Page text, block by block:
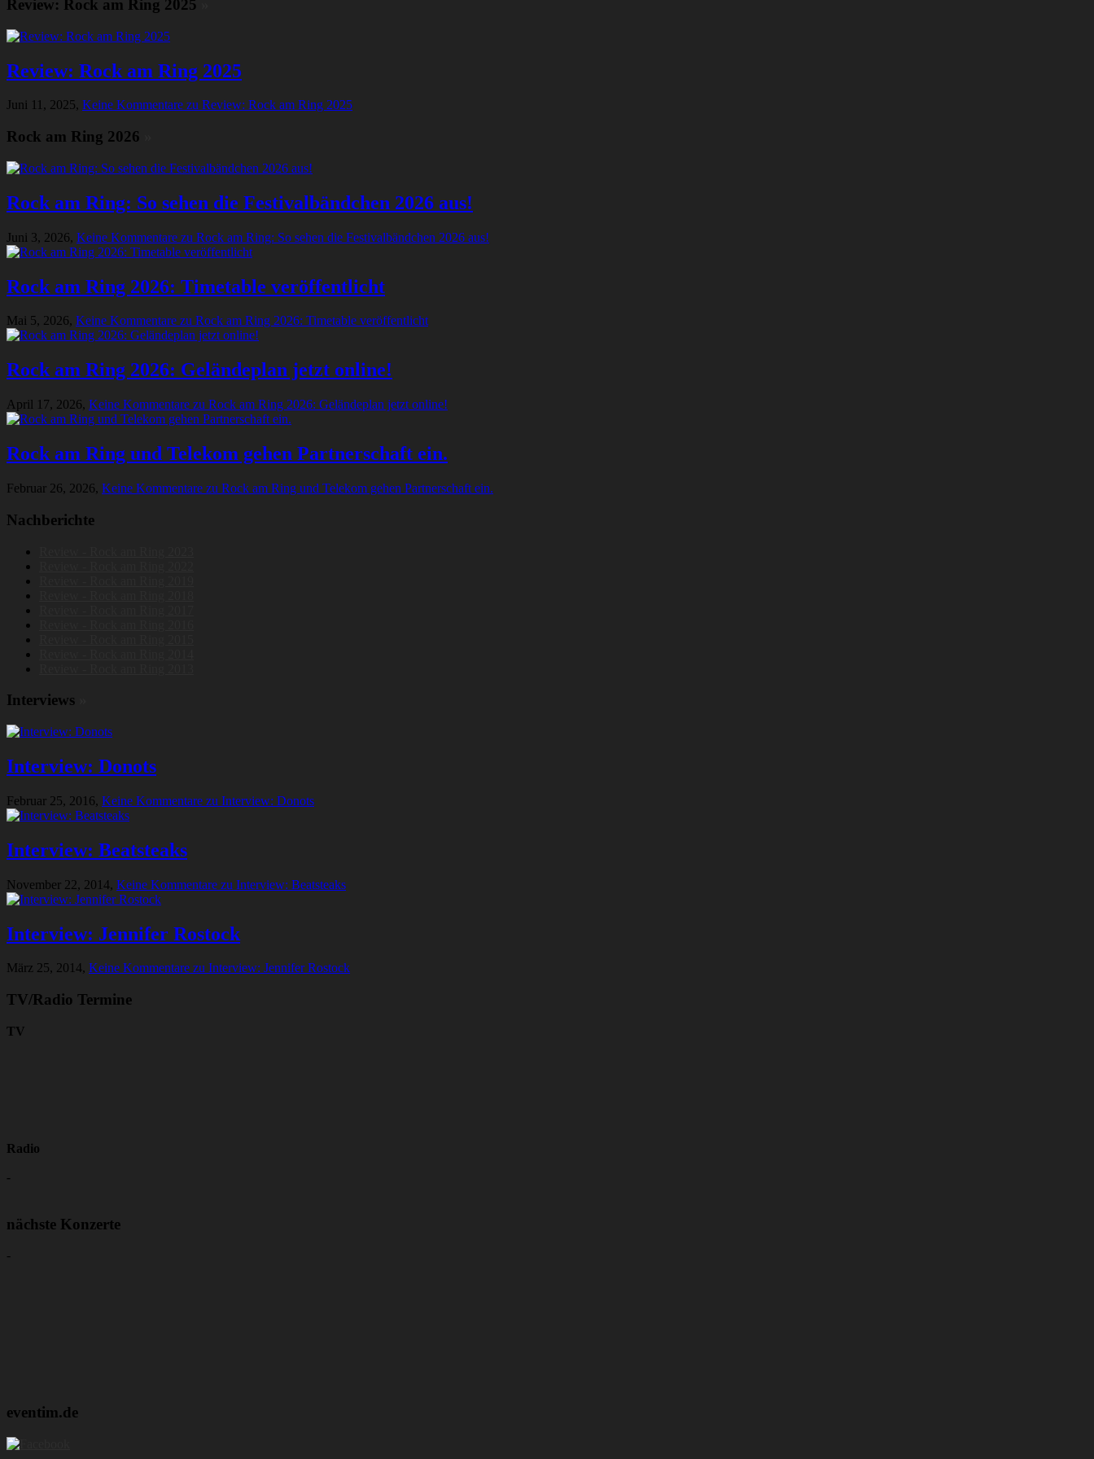
Review: Rock am Ring 2025
Review: Rock am Ring 2025
Juni 11, 2025, Keine Kommentare zu Review: Rock am Ring 2025
Rock am Ring 2026
Rock am Ring: So sehen die Festivalbändchen 2026 aus!
Juni 3, 2026, Keine Kommentare zu Rock am Ring: So sehen die Festivalbändchen 2026 aus!
Rock am Ring 2026: Timetable veröffentlicht
Mai 5, 2026, Keine Kommentare zu Rock am Ring 2026: Timetable veröffentlicht
Rock am Ring 2026: Geländeplan jetzt online!
April 17, 2026, Keine Kommentare zu Rock am Ring 2026: Geländeplan jetzt online!
Rock am Ring und Telekom gehen Partnerschaft ein.
Februar 26, 2026, Keine Kommentare zu Rock am Ring und Telekom gehen Partnerschaft ein.
Nachberichte
Interviews
Interview: Donots
Februar 25, 2016, Keine Kommentare zu Interview: Donots
Interview: Beatsteaks
November 22, 2014, Keine Kommentare zu Interview: Beatsteaks
Interview: Jennifer Rostock
März 25, 2014, Keine Kommentare zu Interview: Jennifer Rostock
TV/Radio Termine
TV
Radio
-
nächste Konzerte
-
eventim.de